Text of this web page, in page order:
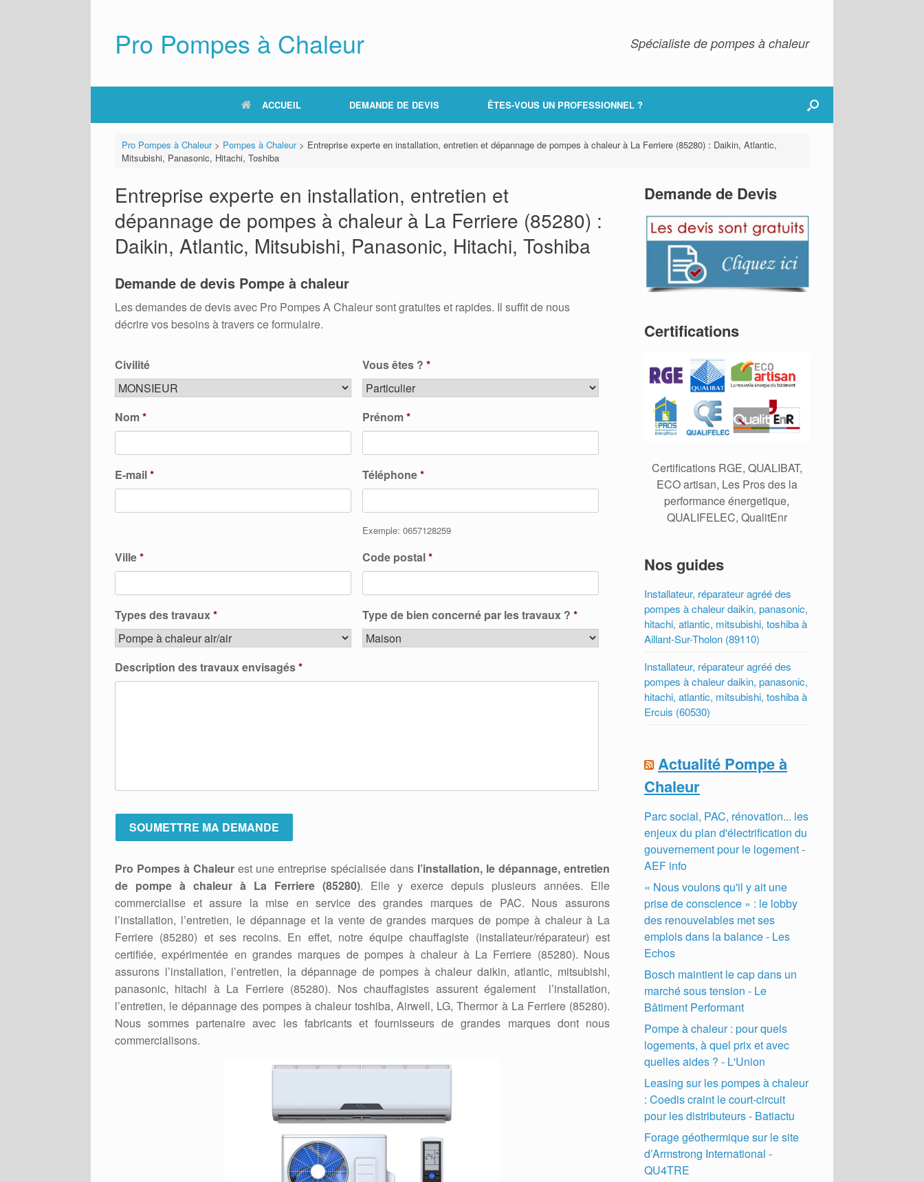
Pro Pompes à Chaleur Spécialiste de pompes à chaleur
ACCUEIL DEMANDE DE DEVIS ÊTES-VOUS UN PROFESSIONNEL ?
Pro Pompes à Chaleur> Pompes à Chaleur> Entreprise experte en installation, entretien et dépannage de pompes à chaleur à La Ferriere (85280) : Daikin, Atlantic,
Mitsubishi, Panasonic, Hitachi, Toshiba
Entreprise experte en installation, entretien et
dépannage de pompes à chaleur à La Ferriere (85280) :
Daikin, Atlantic, Mitsubishi, Panasonic, Hitachi, Toshiba
Demande de devis Pompe à chaleur
Les demandes de devis avec Pro Pompes A Chaleur sont gratuites et rapides. Il suffit de nous
décrire vos besoins à travers ce formulaire.
Civilité Vous êtes ? *
Nom* Prénom*
E-mail* Téléphone*
Exemple: 0657128259
Ville* Code postal*
Types des travaux* Type de bien concerné par les travaux ? *
Description des travaux envisagés*
Pro Pompes à Chaleur est une entreprise spécialisée dans l’installation, le dépannage, entretien
de pompe à chaleur à La Ferriere (85280). Elle y exerce depuis plusieurs années. Elle
commercialise et assure la mise en service des grandes marques de PAC. Nous assurons
l’installation, l’entretien, le dépannage et la vente de grandes marques de pompe à chaleur à La
Ferriere (85280) et ses recoins. En effet, notre équipe chauffagiste (installateur/réparateur) est
certifiée, expérimentée en grandes marques de pompes à chaleur à La Ferriere (85280). Nous
assurons l’installation, l’entretien, la dépannage de pompes à chaleur daikin, atlantic, mitsubishi,
panasonic, hitachi à La Ferriere (85280). Nos chauffagistes assurent également l’installation,
l’entretien, le dépannage des pompes à chaleur toshiba, Airwell, LG, Thermor à La Ferriere (85280).
Nous sommes partenaire avec les fabricants et fournisseurs de grandes marques dont nous
commercialisons.
Demande de Devis
Certifications
Certifications RGE, QUALIBAT,
ECO artisan, Les Pros des la
performance énergetique,
QUALIFELEC, QualitEnr
Nos guides
Installateur, réparateur agréé des
pompes à chaleur daikin, panasonic,
hitachi, atlantic, mitsubishi, toshiba à
Aillant-Sur-Tholon (89110)
Installateur, réparateur agréé des
pompes à chaleur daikin, panasonic,
hitachi, atlantic, mitsubishi, toshiba à
Ercuis (60530)
Actualité Pompe à
Chaleur
Parc social, PAC, rénovation... les
enjeux du plan d'électrification du
gouvernement pour le logement -
AEF info
« Nous voulons qu'il y ait une
prise de conscience » : le lobby
des renouvelables met ses
emplois dans la balance - Les
Echos
Bosch maintient le cap dans un
marché sous tension - Le
Bâtiment Performant
Pompe à chaleur : pour quels
logements, à quel prix et avec
quelles aides ? - L'Union
Leasing sur les pompes à chaleur
: Coedis craint le court-circuit
pour les distributeurs - Batiactu
Forage géothermique sur le site
d’Armstrong International -
QU4TRE